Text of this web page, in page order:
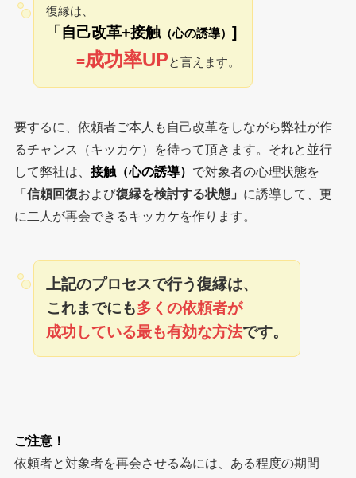
復縁は、
「自己改革+接触 （心の誘導） ]
=成功率UPと言えます。
要するに、依頼者ご本人も自己改革をしながら弊社が作
るチャンス（キッカケ）を待って頂きます。それと並行
して弊社は、 接触（心の誘導） で対象者の心理状態を
「 信頼回復および復縁を検討する状態」 に誘導して、更
に二人が再会できるキッカケを作ります。
上記のプロセスで行う復縁は、
これまでにも多くの依頼者が
成功している最も有効な方法です。
ご注意！
依頼者と対象者を再会させる為には、ある程度の期間